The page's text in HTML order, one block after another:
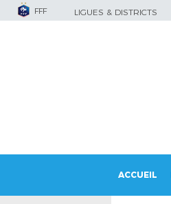
FFF LIGUES & DISTRICTS
ACCUEIL